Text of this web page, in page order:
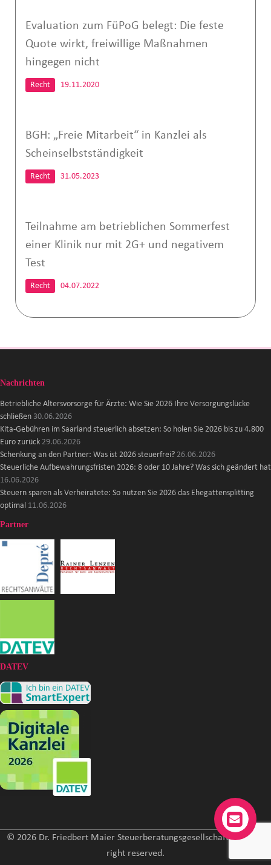
Evaluation zum FüPoG belegt: Die feste
Quote wirkt, freiwillige Maßnahmen
hingegen nicht
Recht 19.11.2020
BGH: „Freie Mitarbeit“ in Kanzlei als
Scheinselbstständigkeit
Recht 31.05.2023
Teilnahme am betrieblichen Sommerfest
einer Klinik nur mit 2G+ und negativem
Test
Recht 04.07.2022
Nachrichten
Betriebliche Altersvorsorge für Ärzte: Wie Sie 2026 Ihre Versorgungslücke
schließen 30.06.2026
Kita-Gebühren im Saarland steuerlich absetzen: So holen Sie 2026 bis zu 4.800
Euro zurück 29.06.2026
Schenkung an den Partner: Was ist 2026 steuerfrei? 26.06.2026
Steuerliche Aufbewahrungsfristen 2026: 8 oder 10 Jahre? Was sich geändert hat
16.06.2026
Steuern sparen als Verheiratete: So nutzen Sie 2026 das Ehegattensplitting
optimal 11.06.2026
Partner
DATEV
© 2026 Dr. Friedbert Maier Steuerberatungsgesellschaft mbH. All
right reserved.